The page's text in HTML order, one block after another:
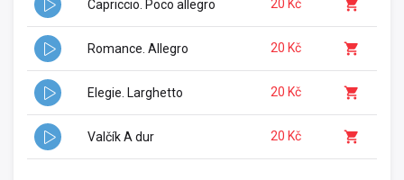
Capriccio. Poco allegro 20 Kč
Romance. Allegro 20 Kč
Elegie. Larghetto 20 Kč
Valčík A dur 20 Kč